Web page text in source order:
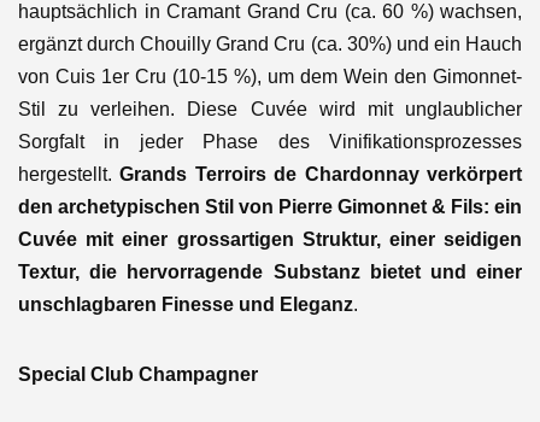
hauptsächlich in Cramant Grand Cru (ca. 60 %) wachsen,
ergänzt durch Chouilly Grand Cru (ca. 30%) und ein Hauch
von Cuis 1er Cru (10-15 %), um dem Wein den Gimonnet-
Stil zu verleihen. Diese Cuvée wird mit unglaublicher
Sorgfalt in jeder Phase des Vinifikationsprozesses
hergestellt.Grands Terroirs de Chardonnay verkörpert
den archetypischen Stil von Pierre Gimonnet & Fils: ein
Cuvée mit einer grossartigen Struktur, einer seidigen
Textur, die hervorragende Substanz bietet und einer
unschlagbaren Finesse und Eleganz.
Special Club Champagner